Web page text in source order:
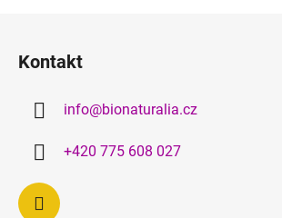
Kontakt
info@bionaturalia.cz
+420 775 608 027